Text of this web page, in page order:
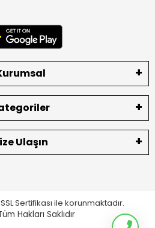
Ulaşın
Sertifikası ile korunmaktadır.
Hakları Saklıdır